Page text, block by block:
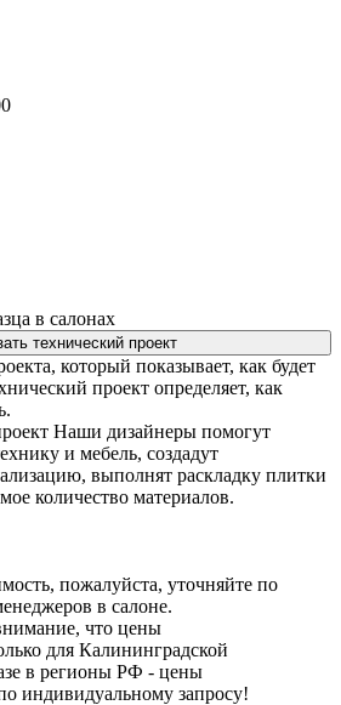
0
в салонах
технический проект
который показывает, как будет
проект определяет, как
Наши дизайнеры помогут
и мебель, создадут
выполнят раскладку плитки
количество материалов.
пожалуйста, уточняйте по
в салоне.
что цены
для Калининградской
в регионы РФ - цены
индивидуальному запросу!